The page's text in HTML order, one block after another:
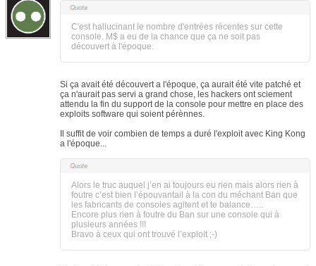
C'est hallucinant le nombre d'entrées récentes sur cette
console. M$ a eu de la chance que ça ne soit pas
découvert à l'époque.
Si ça avait été découvert a l'époque, ça aurait été vite patché et
ça n'aurait pas servi a grand chose, les hackers ont sciement
attendu la fin du support de la console pour mettre en place des
exploits software qui soient pérènnes.
Il suffit de voir combien de temps a duré l'exploit avec King Kong
a l'époque...
Alors le truc auquel j’en ai toujours eu rien mais alors rien à
foutre c’est bien l’épouvantail à la con du méchant Ban que
les fabricants de consoles agitent et te balance…..
Encore plus rien à foutre du Ban sur une console qui à
plusieurs années !!!
Bravo à ceux qui ont trouvé l’exploit ;-)